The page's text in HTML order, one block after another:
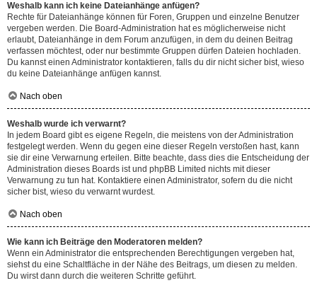
Weshalb kann ich keine Dateianhänge anfügen?
Rechte für Dateianhänge können für Foren, Gruppen und einzelne Benutzer
vergeben werden. Die Board-Administration hat es möglicherweise nicht
erlaubt, Dateianhänge in dem Forum anzufügen, in dem du deinen Beitrag
verfassen möchtest, oder nur bestimmte Gruppen dürfen Dateien hochladen.
Du kannst einen Administrator kontaktieren, falls du dir nicht sicher bist, wieso
du keine Dateianhänge anfügen kannst.
Nach oben
Weshalb wurde ich verwarnt?
In jedem Board gibt es eigene Regeln, die meistens von der Administration
festgelegt werden. Wenn du gegen eine dieser Regeln verstoßen hast, kann
sie dir eine Verwarnung erteilen. Bitte beachte, dass dies die Entscheidung der
Administration dieses Boards ist und phpBB Limited nichts mit dieser
Verwarnung zu tun hat. Kontaktiere einen Administrator, sofern du die nicht
sicher bist, wieso du verwarnt wurdest.
Nach oben
Wie kann ich Beiträge den Moderatoren melden?
Wenn ein Administrator die entsprechenden Berechtigungen vergeben hat,
siehst du eine Schaltfläche in der Nähe des Beitrags, um diesen zu melden.
Du wirst dann durch die weiteren Schritte geführt.